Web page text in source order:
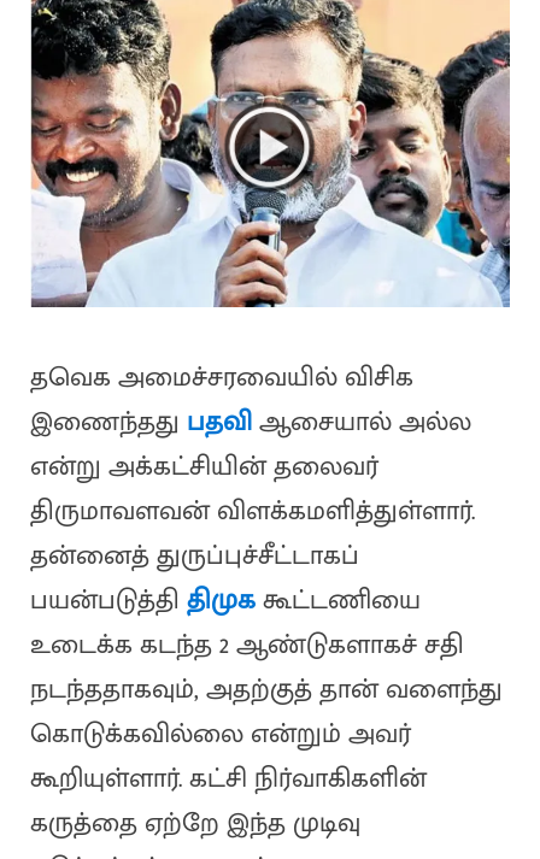
தவெக அமைச்சரவையில் விசிக
இணைந்தது பதவிஆசையால் அல்ல
என்று அக்கட்சியின் தலைவர்
திருமாவளவன் விளக்கமளித்துள்ளார்.
தன்னைத் துருப்புச்சீட்டாகப்
பயன்படுத்தி திமுககூட்டணியை
உடைக்க கடந்த 2 ஆண்டுகளாகச் சதி
நடந்ததாகவும், அதற்குத் தான் வளைந்து
கொடுக்கவில்லை என்றும் அவர்
கூறியுள்ளார். கட்சி நிர்வாகிகளின்
கருத்தை ஏற்றே இந்த முடிவு